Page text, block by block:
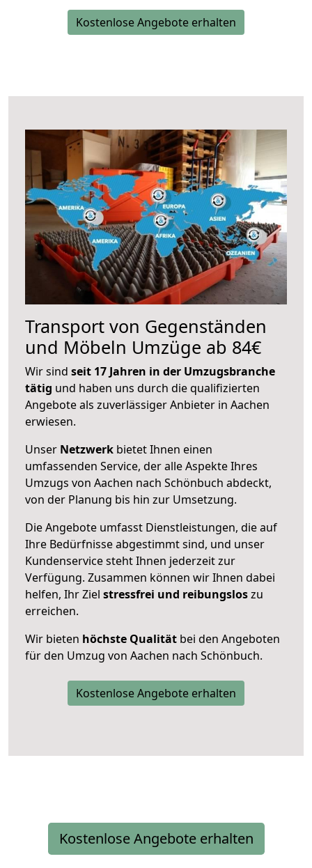
Kostenlose Angebote erhalten
Transport von Gegenständen
und Möbeln Umzüge ab 84€
Wir sind seit 17 Jahren in der Umzugsbranche
tätig und haben uns durch die qualifizierten
Angebote als zuverlässiger Anbieter in Aachen
erwiesen.
Unser Netzwerk bietet Ihnen einen
umfassenden Service, der alle Aspekte Ihres
Umzugs von Aachen nach Schönbuch abdeckt,
von der Planung bis hin zur Umsetzung.
Die Angebote umfasst Dienstleistungen, die auf
Ihre Bedürfnisse abgestimmt sind, und unser
Kundenservice steht Ihnen jederzeit zur
Verfügung. Zusammen können wir Ihnen dabei
helfen, Ihr Ziel stressfrei und reibungsloszu
erreichen.
Wir bieten höchste Qualität bei den Angeboten
für den Umzug von Aachen nach Schönbuch.
Kostenlose Angebote erhalten
Kostenlose Angebote erhalten